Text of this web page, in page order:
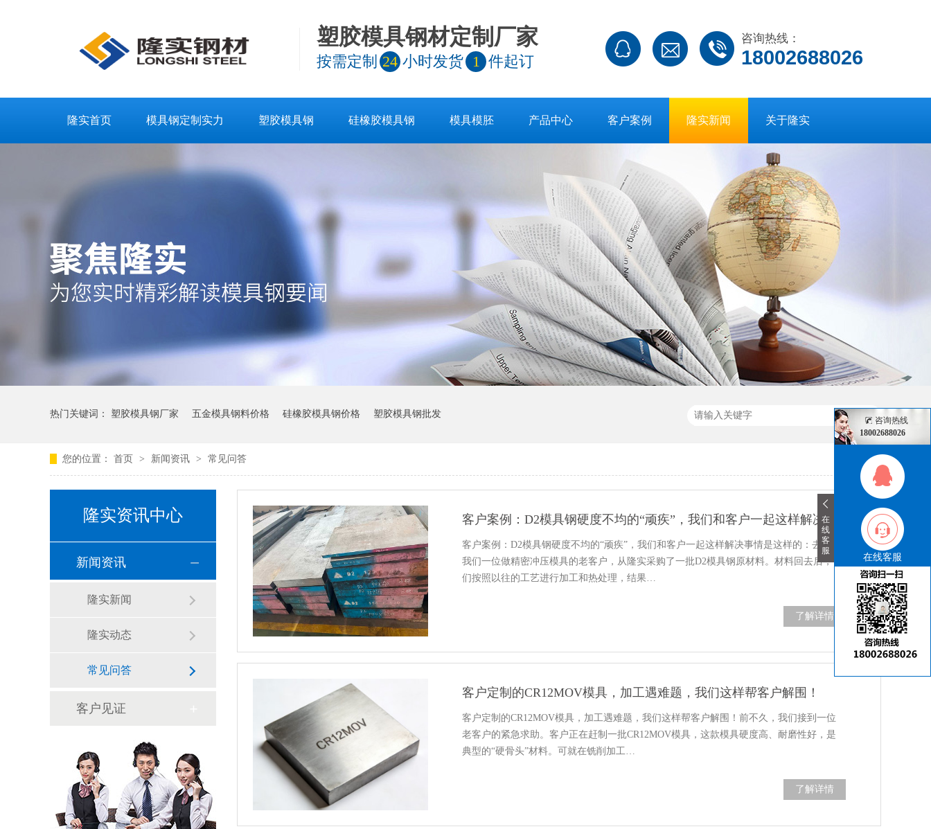
塑胶模具钢材定制厂家
按需定制 24 小时发货 1 件起订
咨询热线：
18002688026
隆实首页 模具钢定制实力 塑胶模具钢 硅橡胶模具钢 模具模胚 产品中心 客户案例 隆实新闻 关于隆实
热门关键词： 塑胶模具钢厂家 五金模具钢料价格 硅橡胶模具钢价格 塑胶模具钢批发
您的位置： 首页 > 新闻资讯 > 常见问答
隆实资讯中心
新闻资讯
隆实新闻
隆实动态
常见问答
客户见证
客户案例：D2模具钢硬度不均的“顽疾”，我们和客户一起这样解决
客户案例：D2模具钢硬度不均的“顽疾”，我们和客户一起这样解决事情是这样的：去年，
我们一位做精密冲压模具的老客户，从隆实采购了一批D2模具钢原材料。材料回去后，他
们按照以往的工艺进行加工和热处理，结果…
了解详情
客户定制的CR12MOV模具，加工遇难题，我们这样帮客户解围！
客户定制的CR12MOV模具，加工遇难题，我们这样帮客户解围！前不久，我们接到一位
老客户的紧急求助。客户正在赶制一批CR12MOV模具，这款模具硬度高、耐磨性好，是
典型的“硬骨头”材料。可就在铣削加工…
了解详情
在
线
客
服
咨询热线
18002688026
在线客服